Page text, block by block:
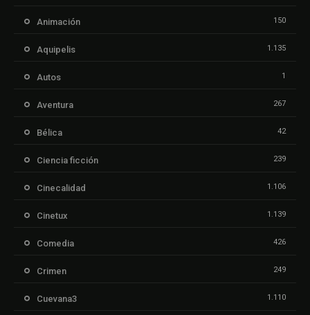
Animación 150
Aquipelis 1.135
Autos 1
Aventura 267
Bélica 42
Ciencia ficción 239
Cinecalidad 1.106
Cinetux 1.139
Comedia 426
Crimen 249
Cuevana3 1.110